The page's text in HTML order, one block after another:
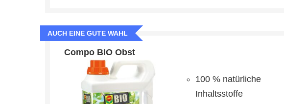
AUCH EINE GUTE WAHL
Compo BIO Obst
100 % natürliche
Inhaltsstoffe